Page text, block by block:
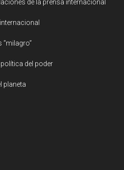
de la prensa internacional
del poder
planeta